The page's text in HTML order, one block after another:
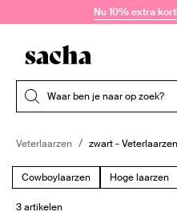
Doorgaan naar artikel
Nu 10% extra
Waar ben je naar op zoek?
Veterlaarzen zwart - Veterlaarzen
Cowboylaarzen Hoge laarzen
3 artikelen